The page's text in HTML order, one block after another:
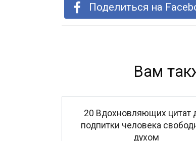
Поделиться на
Вам
20 Вдохновляющих цитат
подпитки человека
духом